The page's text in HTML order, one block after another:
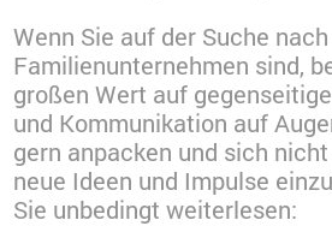
Wenn Sie auf der Suche
Familienunternehmen sind,
großen Wert auf
und Kommunikation auf
gern anpacken und sich
neue Ideen und Impulse
Sie unbedingt weiterlesen: